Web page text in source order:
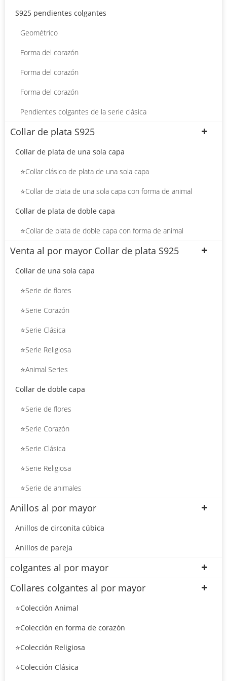
S925 pendientes colgantes
Geométrico
Forma del corazón
Forma del corazón
Forma del corazón
Pendientes colgantes de la serie clásica
Collar de plata S925
Collar de plata de una sola capa
⭐Collar clásico de plata de una sola capa
⭐Collar de plata de una sola capa con forma de animal
Collar de plata de doble capa
⭐Collar de plata de doble capa con forma de animal
Venta al por mayor Collar de plata S925
Collar de una sola capa
⭐Serie de flores
⭐Serie Corazón
⭐Serie Clásica
⭐Serie Religiosa
⭐Animal Series
Collar de doble capa
⭐Serie de flores
⭐Serie Corazón
⭐Serie Clásica
⭐Serie Religiosa
⭐Serie de animales
Anillos al por mayor
Anillos de circonita cúbica
Anillos de pareja
colgantes al por mayor
Collares colgantes al por mayor
⭐Colección Animal
⭐Colección en forma de corazón
⭐Colección Religiosa
⭐Colección Clásica